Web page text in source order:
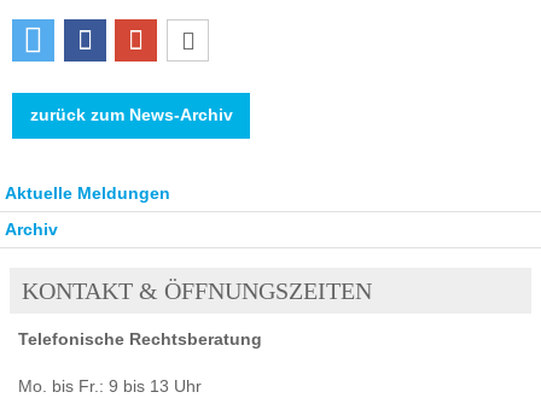
zurück zum News-Archiv
Aktuelle Meldungen
Archiv
KONTAKT & ÖFFNUNGSZEITEN
Telefonische Rechtsberatung
Mo. bis Fr.: 9 bis 13 Uhr